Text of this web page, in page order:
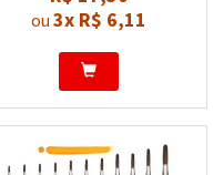
ou 3x R$ 6,11